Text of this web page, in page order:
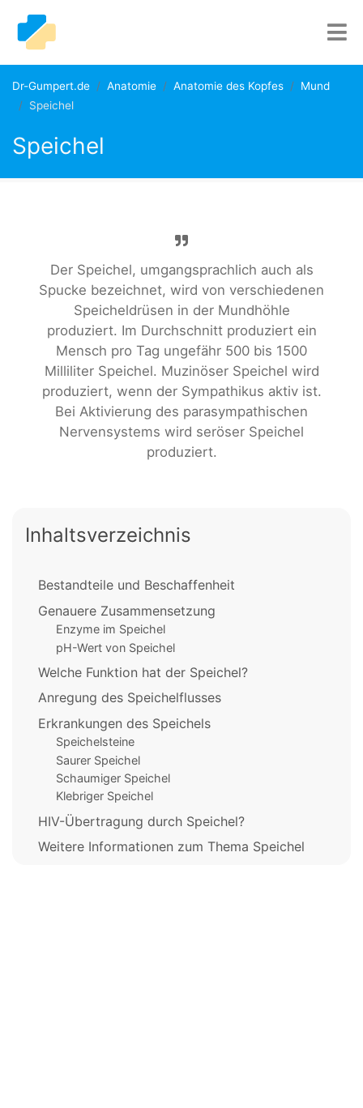
Dr-Gumpert.de Anatomie Anatomie des Kopfes
Mund
Speichel
Speichel
Der Speichel, umgangsprachlich auch als
Spucke bezeichnet, wird von verschiedenen
Speicheldrüsen in der Mundhöhle
produziert. Im Durchschnitt produziert ein
Mensch pro Tag ungefähr 500 bis 1500
Milliliter Speichel. Muzinöser Speichel wird
produziert, wenn der Sympathikus aktiv ist.
Bei Aktivierung des parasympathischen
Nervensystems wird seröser Speichel
produziert.
Inhaltsverzeichnis
Bestandteile und Beschaffenheit
Genauere Zusammensetzung
Enzyme im Speichel
pH-Wert von Speichel
Welche Funktion hat der Speichel?
Anregung des Speichelflusses
Erkrankungen des Speichels
Speichelsteine
Saurer Speichel
Schaumiger Speichel
Klebriger Speichel
HIV-Übertragung durch Speichel?
Weitere Informationen zum Thema Speichel